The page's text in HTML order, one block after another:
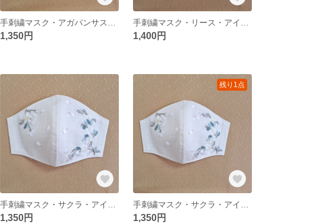
1,350円 1,400円
1,350円
残り1点
1,350円